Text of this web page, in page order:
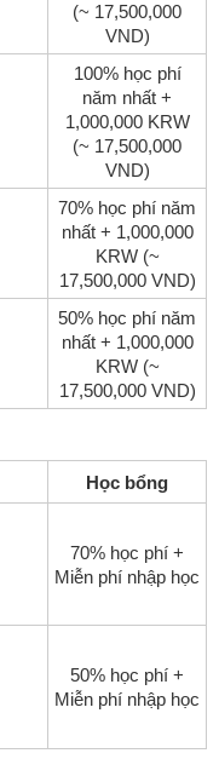
(~ 17,500,000
VND)
100% học phí
năm nhất +
1,000,000 KRW
(~ 17,500,000
VND)
70% học phí năm
nhất + 1,000,000
KRW (~
17,500,000 VND)
50% học phí năm
nhất + 1,000,000
KRW (~
17,500,000 VND)
Học bổng
70% học phí +
Miễn phí nhập học
50% học phí +
Miễn phí nhập học